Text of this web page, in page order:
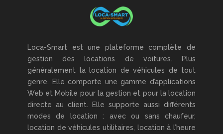
Loca-Smart est une plateforme complète de
gestion des locations de voitures. Plus
généralement la location de véhicules de tout
genre. Elle comporte une gamme d’applications
Web et Mobile pour la gestion et pour la location
directe au client. Elle supporte aussi différents
modes de location : avec ou sans chaufeur,
location de véhicules utilitaires, location à l’heure